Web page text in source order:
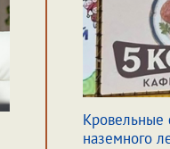
Кровельные
наземного